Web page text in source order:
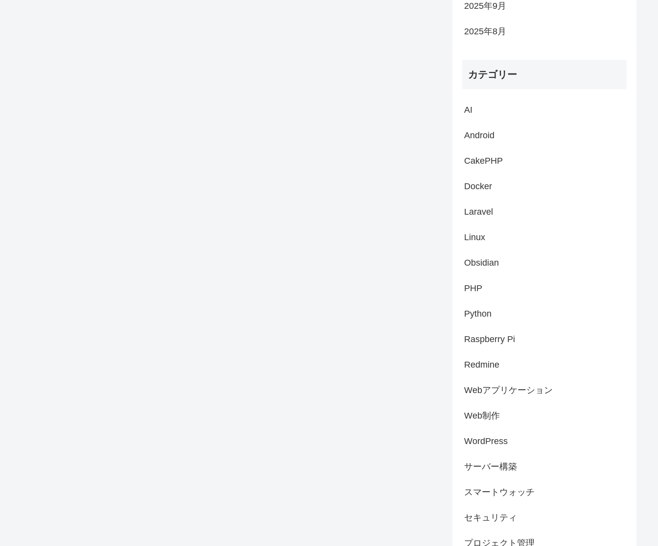
2025年9月
2025年8月
カテゴリー
AI
Android
CakePHP
Docker
Laravel
Linux
Obsidian
PHP
Python
Raspberry Pi
Redmine
Webアプリケーション
Web制作
WordPress
サーバー構築
スマートウォッチ
セキュリティ
プロジェクト管理